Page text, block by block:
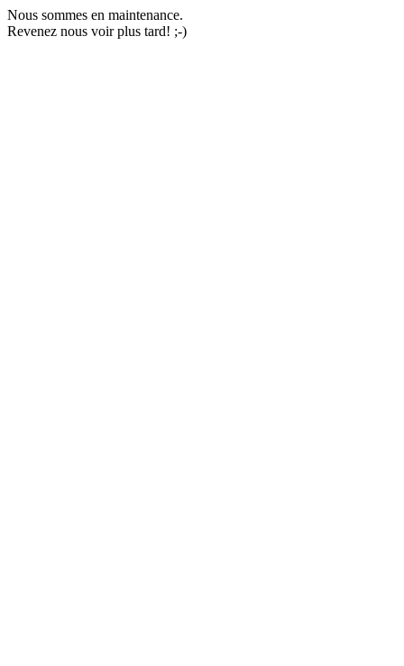
Nous sommes en maintenance.
Revenez nous voir plus tard! ;-)